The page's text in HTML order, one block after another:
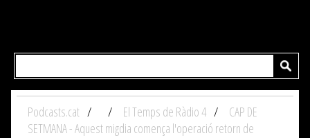
Podcasts.cat El Temps de Ràdio 4
CAP DE
SETMANA - Aquest migdia comença l'operació retorn de